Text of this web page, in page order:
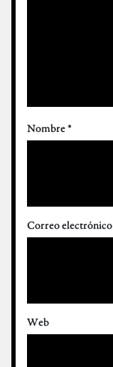
Nombre*
Correo electrónico
Web